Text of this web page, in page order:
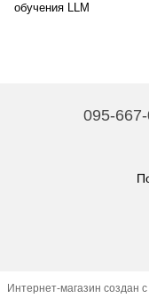
обучения LLM
095-
Интернет-магазин создан